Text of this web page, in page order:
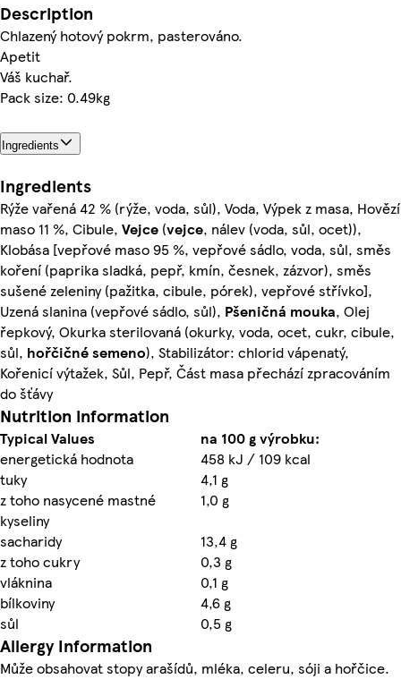
Description
Chlazený hotový pokrm, pasterováno.
Apetit
Váš kuchař.
Pack size: 0.49kg
Ingredients
Ingredients
Rýže vařená 42 % (rýže, voda, sůl), Voda, Výpek z masa, Hovězí
maso 11 %, Cibule, Vejce (vejce, nálev (voda, sůl, ocet)),
Klobása [vepřové maso 95 %, vepřové sádlo, voda, sůl, směs
koření (paprika sladká, pepř, kmín, česnek, zázvor), směs
sušené zeleniny (pažitka, cibule, pórek), vepřové střívko],
Uzená slanina (vepřové sádlo, sůl), Pšeničná mouka, Olej
řepkový, Okurka sterilovaná (okurky, voda, ocet, cukr, cibule,
sůl, hořčičné semeno), Stabilizátor: chlorid vápenatý,
Kořenicí výtažek, Sůl, Pepř, Část masa přechází zpracováním
do šťávy
Nutrition information
Typical Values
na 100 g výrobku:
energetická hodnota
458 kJ / 109 kcal
tuky
4,1 g
z toho nasycené mastné
kyseliny
1,0 g
sacharidy
13,4 g
z toho cukry
0,3 g
vláknina
0,1 g
bílkoviny
4,6 g
sůl
0,5 g
Allergy Information
Může obsahovat stopy arašídů, mléka, celeru, sóji a hořčice.